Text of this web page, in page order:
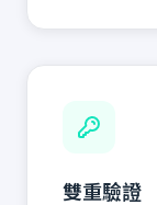
雙重驗證